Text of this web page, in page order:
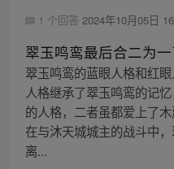
1 个回答 2024年10月05日
翠玉鸣鸾最后合二为
翠玉鸣鸾的蓝眼人格和红
人格继承了翠玉鸣鸾的记
的人格，二者虽都爱上了
在与沐天城城主的战斗中
离...